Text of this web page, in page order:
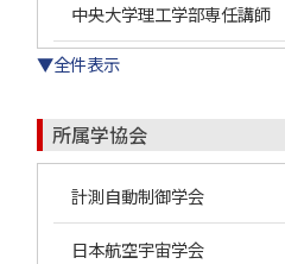
中央大学理工学部専任講師
▼全件表示
所属学協会
計測自動制御学会
日本航空宇宙学会